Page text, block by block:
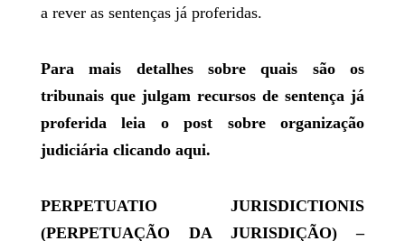
a rever as sentenças já proferidas.
Para mais detalhes sobre quais são os
tribunais que julgam recursos de sentença já
proferida leia o post sobre organização
judiciária clicando aqui.
PERPETUATIO JURISDICTIONIS
(PERPETUAÇÃO DA JURISDIÇÃO) –